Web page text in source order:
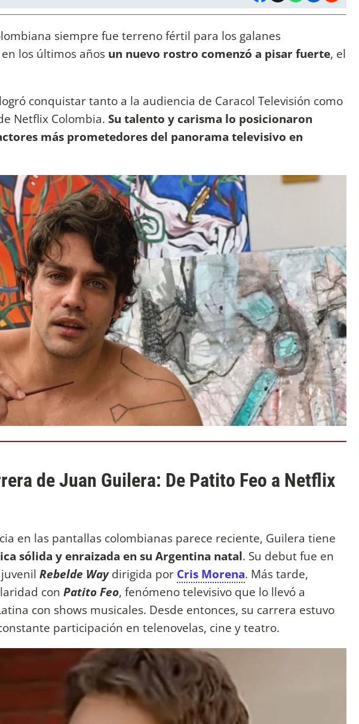
siempre fue terreno fértil para los galanes
los últimos años un nuevo rostro comenzó a pisar fuerte, el
conquistar tanto a la audiencia de Caracol Televisión como
Netflix Colombia. Su talento y carisma lo posicionaron
más prometedores del panorama televisivo en
de Juan Guilera: De Patito Feo a Netflix
en las pantallas colombianas parece reciente, Guilera tiene
sólida y enraizada en su Argentina natal. Su debut fue en
Rebelde Waydirigida por Cris Morena. Más tarde,
con Patito Feo, fenómeno televisivo que lo llevó a
con shows musicales. Desde entonces, su carrera estuvo
participación en telenovelas, cine y teatro.